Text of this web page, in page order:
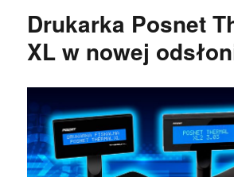
Drukarka Posnet
XL w nowej